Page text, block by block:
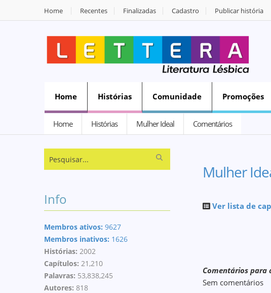
Home Recentes Finalizadas Cadastro Publicar história
Home Histórias Comunidade Promoções
Home Histórias Mulher Ideal Comentários
Info
Membros ativos: 9627
Membros inativos: 1626
Histórias: 2002
Capítulos: 21,210
Palavras: 53,838,245
Autores: 818
Mulher
Ver lista de
Comentários para
Sem comentários